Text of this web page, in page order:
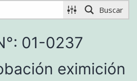
Buscar
01-0237
eximición